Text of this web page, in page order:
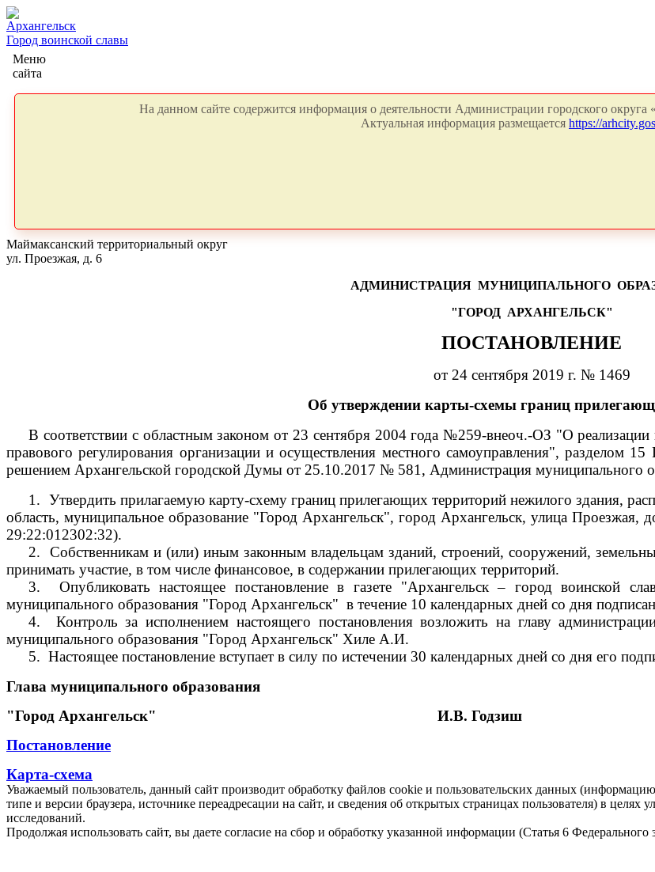
Архангельск
Город воинской славы
Меню
сайта
На данном сайте содержится информация о деятельности Администрации городского
Актуальная информация размещается https://
Маймаксанский территориальный округ
ул. Проезжая, д. 6
АДМИНИСТРАЦИЯ МУНИЦИПАЛЬНОГО
"ГОРОД АРХАНГЕЛЬСК"
ПОСТАНОВЛЕНИЕ
от 24 сентября 2019 г. № 1469
Об утверждении карты-схемы границ
В соответствии с областным законом от 23 сентября 2004 года №259-внеоч.-ОЗ "О
правового регулирования организации и осуществления местного самоуправления", разделом
решением Архангельской городской Думы от 25.10.2017 № 581, Администрация муниципального
1. Утвердить прилагаемую карту-схему границ прилегающих территорий нежилого здания,
область, муниципальное образование "Город Архангельск", город Архангельск, улица Проезжая,
29:22:012302:32).
2.
Собственникам и (или) иным законным владельцам зданий, строений, сооружений,
принимать участие, в том числе финансовое, в содержании прилегающих территорий.
3.
Опубликовать настоящее постановление в газете "Архангельск – город воинской
муниципального образования "Город Архангельск" в течение 10 календарных дней со дня
4.
Контроль за исполнением настоящего постановления возложить на главу
муниципального образования "Город Архангельск" Хиле А.И.
5. Настоящее постановление вступает в силу по истечении 30 календарных дней со дня его
Глава муниципального образования
"Город Архангельск"
И.В. Годзиш
Постановление
Карта-схема
Уважаемый пользователь, данный сайт производит обработку файлов cookie и пользовательских данных
типе и версии браузера, источнике переадресации на сайт, и сведения об открытых страницах пользователя) в
исследований.
Продолжая использовать сайт, вы даете согласие на сбор и обработку указанной информации (Статья 6